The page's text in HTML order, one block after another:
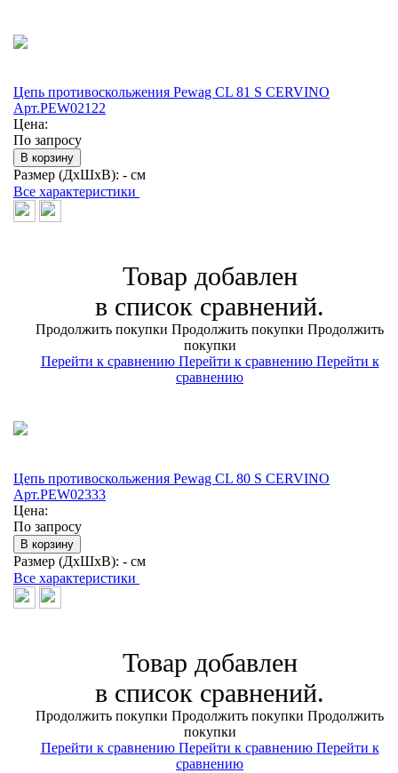
Цепь противоскольжения Pewag CL 81 S CERVINO
Арт.PEW02122
Цена:
По запросу
В корзину
Размер (ДхШхВ): - см
Все характеристики
Товар добавлен
в список сравнений.
Продолжить покупки Продолжить покупки Продолжить
покупки
Перейти к сравнению Перейти к сравнению Перейти к
сравнению
Цепь противоскольжения Pewag CL 80 S CERVINO
Арт.PEW02333
Цена:
По запросу
В корзину
Размер (ДхШхВ): - см
Все характеристики
Товар добавлен
в список сравнений.
Продолжить покупки Продолжить покупки Продолжить
покупки
Перейти к сравнению Перейти к сравнению Перейти к
сравнению